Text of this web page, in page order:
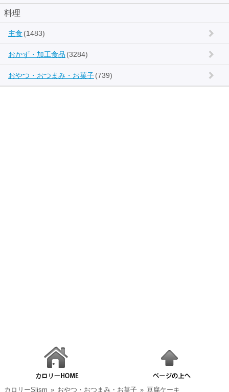
料理
主食 (1483)
おかず・加工食品 (3284)
おやつ・おつまみ・お菓子(739)
カロリーSlism » おやつ・おつまみ・お菓子 » 豆腐ケーキ